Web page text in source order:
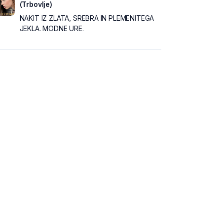
(Trbovlje)
NAKIT IZ ZLATA, SREBRA IN PLEMENITEGA
JEKLA. MODNE URE.